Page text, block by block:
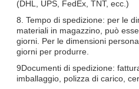
(DHL, UPS, FedEx, TNT, ecc.)
8. Tempo di spedizione: per le
materiali in magazzino, può
giorni. Per le dimensioni
giorni per produrre.
9Documenti di spedizione:
imballaggio, polizza di carico,